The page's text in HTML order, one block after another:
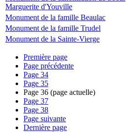
Marguerite d'Youville
Monument de la famille Beaulac
Monument de la famille Trudel
Monument de la Sainte-Vierge
Première page
Page précédente
Page 34
Page 35
Page 36 (page actuelle)
Page 37
Page 38
Page suivante
Dernière page